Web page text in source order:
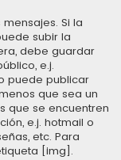
Si la
subir la
debe guardar
e.j.
puede publicar
que sea un
que se encuentren
e.j. hotmail o
etc. Para
[img].